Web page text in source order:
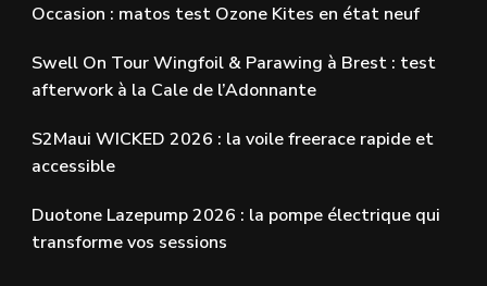
Occasion : matos test Ozone Kites en état neuf
Swell On Tour Wingfoil & Parawing à Brest : test
afterwork à la Cale de l’Adonnante
S2Maui WICKED 2026 : la voile freerace rapide et
accessible
Duotone Lazepump 2026 : la pompe électrique qui
transforme vos sessions